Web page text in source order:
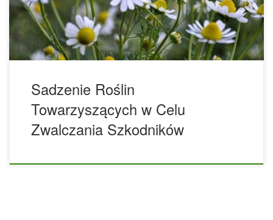
gruncie – w przeciwieństwie do rolnictwa
„monokulturowego”, w którym wykorzystuje się tylko jeden
typ rośliny. Ogromne połacie kukurydzy, […]
Sadzenie Roślin
Towarzyszących w Celu
Zwalczania Szkodników